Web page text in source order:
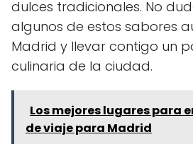
dulces tradicionales. No
algunos de estos sabores
Madrid y llevar contigo un
culinaria de la ciudad.
Los mejores lugares para
de viaje para Madrid